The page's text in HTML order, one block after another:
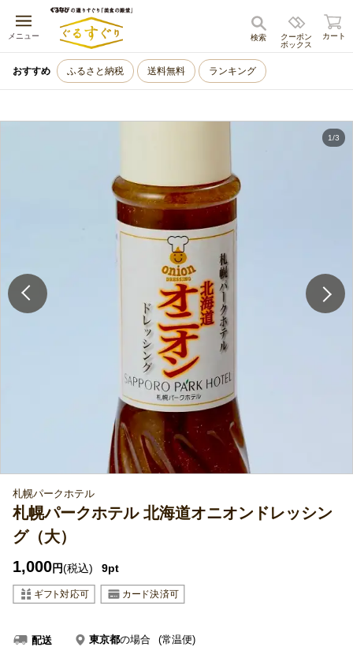
メニュー
キャンセル
クーポン
ボックス
検索 カート
おすすめ ふるさと納税 送料無料 ランキング
1/3
札幌パークホテル
札幌パークホテル 北海道オニオンドレッシン
グ（大）
1,000円(税込) 9pt
配送 東京都の場合
(常温便)